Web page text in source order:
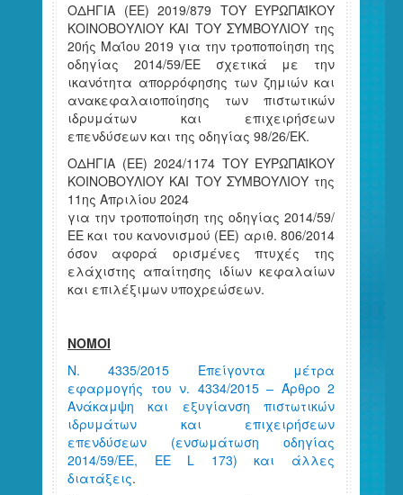
ΟΔΗΓΙΑ (ΕΕ) 2019/879 ΤΟΥ ΕΥΡΩΠΑΪΚΟΥ
ΚΟΙΝΟΒΟΥΛΙΟΥ ΚΑΙ ΤΟΥ ΣΥΜΒΟΥΛΙΟΥ της
20ής Μαΐου 2019 για την τροποποίηση της
οδηγίας 2014/59/ΕΕ σχετικά με την
ικανότητα απορρόφησης των ζημιών και
ανακεφαλαιοποίησης των πιστωτικών
ιδρυμάτων και επιχειρήσεων
επενδύσεων και της οδηγίας 98/26/ΕΚ.
ΟΔΗΓΙΑ (ΕΕ) 2024/1174 ΤΟΥ ΕΥΡΩΠΑΪΚΟΥ
ΚΟΙΝΟΒΟΥΛΙΟΥ ΚΑΙ ΤΟΥ ΣΥΜΒΟΥΛΙΟΥ της
11ης Απριλίου 2024
για την τροποποίηση της οδηγίας 2014/59/
ΕΕ και του κανονισμού (ΕΕ) αριθ. 806/2014
όσον αφορά ορισμένες πτυχές της
ελάχιστης απαίτησης ιδίων κεφαλαίων
και επιλέξιμων υποχρεώσεων.
ΝΟΜΟΙ
Ν. 4335/2015 Επείγοντα μέτρα
εφαρμογής του ν. 4334/2015 – Άρθρο 2
Ανάκαμψη και εξυγίανση πιστωτικών
ιδρυμάτων και επιχειρήσεων
επενδύσεων (ενσωμάτωση οδηγίας
2014/59/ΕΕ, ΕΕ L 173) και άλλες
διατάξεις.